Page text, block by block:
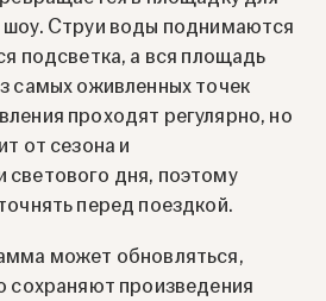
шоу. Струи воды поднимаются
подсветка, а вся площадь
самых оживленных точек
проходят регулярно, но
от сезона и
дня, поэтому
перед поездкой.
может обновляться,
сохраняют произведения